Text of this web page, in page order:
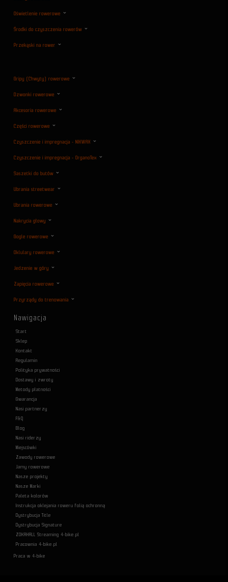
Oświetlenie rowerowe
Środki do czyszczenia rowerów
Przekąski na rower
Gripy (Chwyty) rowerowe
Dzwonki rowerowe
Akcesoria rowerowe
Części rowerowe
Czyszczenie i impregnacja - NIKWAX
Czyszczenie i impregnacja - OrganoTex
Saszetki do butów
Ubrania streetwear
Ubrania rowerowe
Nakrycia głowy
Gogle rowerowe
Oklulary rowerowe
Jedzenie w góry
Zapięcia rowerowe
Przyrządy do trenowania
Nawigacja
Start
Sklep
Kontakt
Regulamin
Polityka prywatności
Dostawy i zwroty
Metody płatności
Gwarancja
Nasi partnerzy
F&Q
Blog
Nasi riderzy
Miejscówki
Zawody rowerowe
Jamy rowerowe
Nasze projekty
Nasze Marki
Paleta kolorów
Instrukcja oklejania roweru folią ochronną
Dystrybucja Title
Dystrybucja Signature
ZOKAHALL Streaming 4-bike.pl
Pracownia 4-bike.pl
Praca w 4-bike